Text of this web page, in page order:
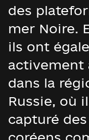
des
mer Noire.
ils ont
activement
dans la
Russie, où
capturé